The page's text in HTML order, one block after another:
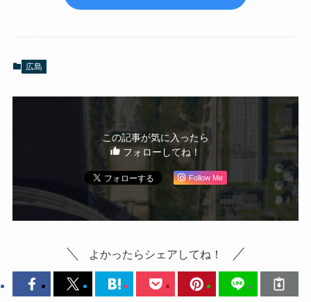
広島
この記事が気に入ったら
フォローしてね！
Follow Me
よかったらシェアしてね！